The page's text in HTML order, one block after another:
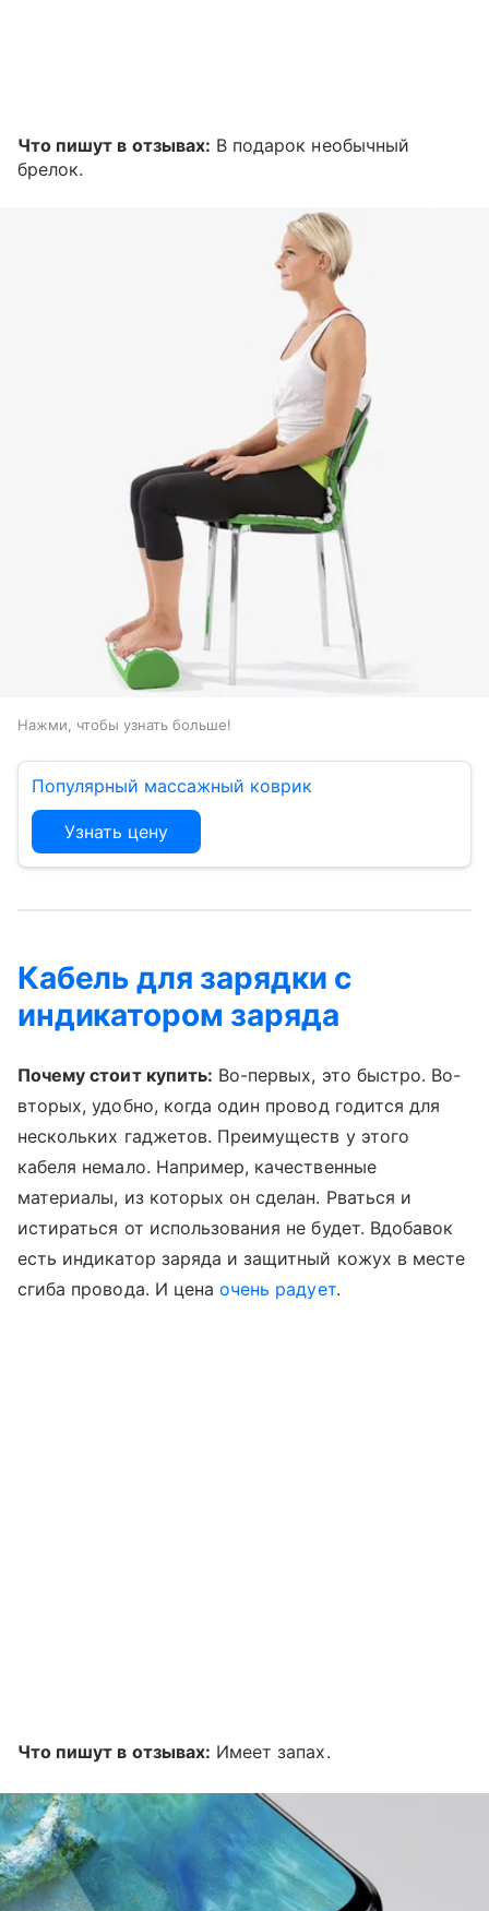
Что пишут в отзывах: В подарок необычный
брелок.
Нажми, чтобы узнать больше!
Популярный массажный коврик
Узнать цену
Кабель для зарядки с
индикатором заряда
Почему стоит купить: Во-первых, это быстро. Во-
вторых, удобно, когда один провод годится для
нескольких гаджетов. Преимуществ у этого
кабеля немало. Например, качественные
материалы, из которых он сделан. Рваться и
истираться от использования не будет. Вдобавок
есть индикатор заряда и защитный кожух в месте
сгиба провода. И ценаочень радует.
Что пишут в отзывах: Имеет запах.